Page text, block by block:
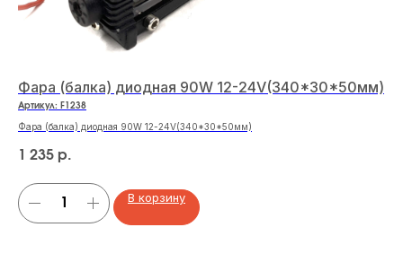
Фара (балка) диодная 90W 12-24V(340*30*50мм)
Артикул: F1238
Фара (балка) диодная 90W 12-24V(340*30*50мм)
1 235 р.
В корзину